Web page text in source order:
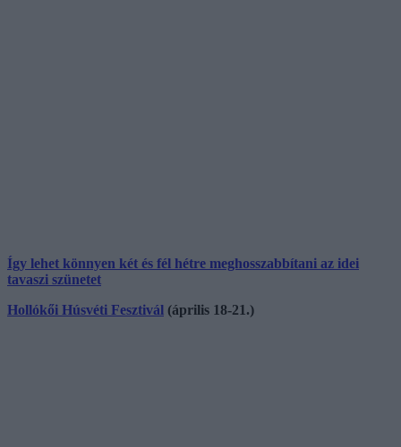
Így lehet könnyen két és fél hétre meghosszabbítani az idei
tavaszi szünetet
Hollókői Húsvéti Fesztivál (április 18-21.)